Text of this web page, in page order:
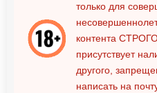
только для
контента
присутствует
другого,
написать на